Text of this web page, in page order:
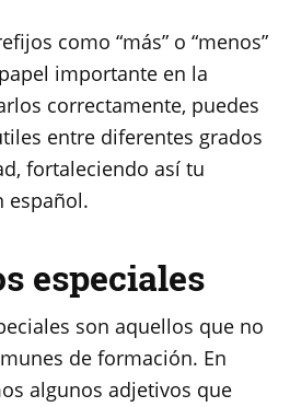
como “más” o “menos”
importante en la
correctamente, puedes
entre diferentes grados
fortaleciendo así tu
español.
especiales
son aquellos que no
de formación. En
algunos adjetivos que